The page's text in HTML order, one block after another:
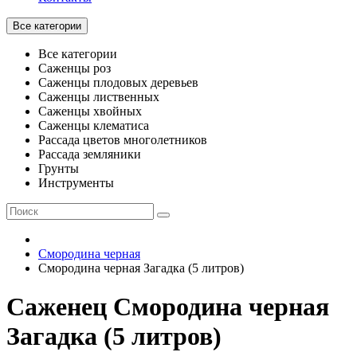
Все категории
Все категории
Саженцы роз
Саженцы плодовых деревьев
Саженцы лиственных
Саженцы хвойных
Саженцы клематиса
Рассада цветов многолетников
Рассада земляники
Грунты
Инструменты
Смородина черная
Смородина черная Загадка (5 литров)
Саженец Смородина черная
Загадка (5 литров)